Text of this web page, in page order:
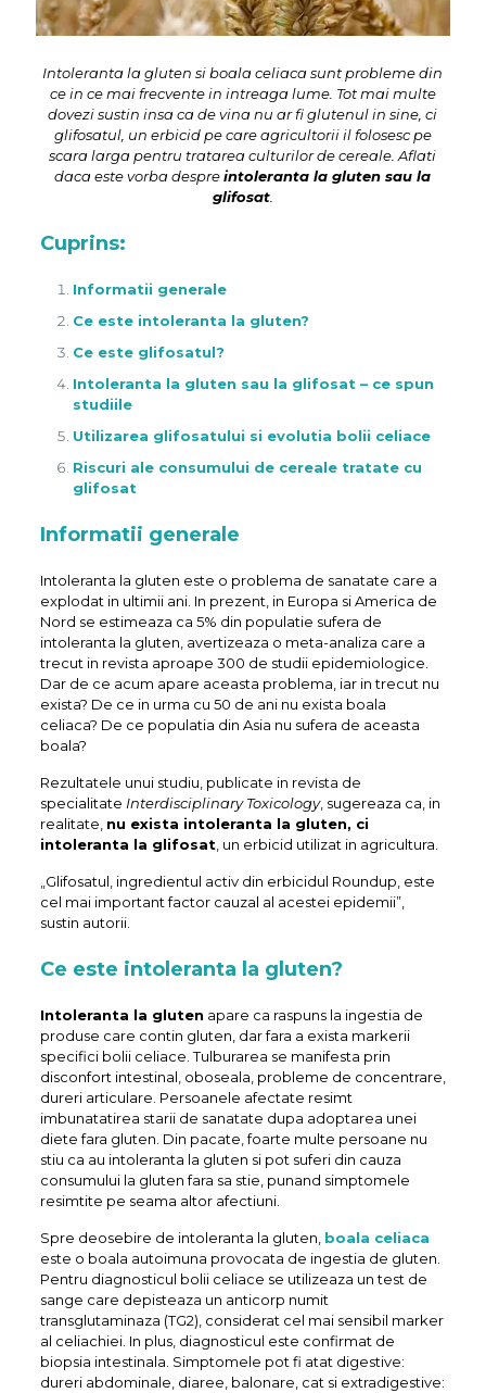
Intoleranta la gluten si boala celiaca sunt probleme din
ce in ce mai frecvente in intreaga lume. Tot mai multe
dovezi sustin insa ca de vina nu ar fi glutenul in sine, ci
glifosatul, un erbicid pe care agricultorii il folosesc pe
scara larga pentru tratarea culturilor de cereale. Aflati
daca este vorba despreintoleranta la gluten sau la
glifosat.
Cuprins:
Informatii generale
Ce este intoleranta la gluten?
Ce este glifosatul?
Intoleranta la gluten sau la glifosat – ce spun
studiile
Utilizarea glifosatului si evolutia bolii celiace
Riscuri ale consumului de cereale tratate cu
glifosat
Informatii generale
Intoleranta la gluten este o problema de sanatate care a
explodat in ultimii ani. In prezent, in Europa si America de
Nord se estimeaza ca 5% din populatie sufera de
intoleranta la gluten, avertizeaza o meta-analiza care a
trecut in revista aproape 300 de studii epidemiologice.
Dar de ce acum apare aceasta problema, iar in trecut nu
exista? De ce in urma cu 50 de ani nu exista boala
celiaca? De ce populatia din Asia nu sufera de aceasta
boala?
Rezultatele unui studiu, publicate in revista de
specialitate Interdisciplinary Toxicology, sugereaza ca, in
realitate, nu exista intoleranta la gluten, ci
intoleranta la glifosat, un erbicid utilizat in agricultura.
„Glifosatul, ingredientul activ din erbicidul Roundup, este
cel mai important factor cauzal al acestei epidemii”,
sustin autorii.
Ce este intoleranta la gluten?
Intoleranta la gluten apare ca raspuns la ingestia de
produse care contin gluten, dar fara a exista markerii
specifici bolii celiace. Tulburarea se manifesta prin
disconfort intestinal, oboseala, probleme de concentrare,
dureri articulare. Persoanele afectate resimt
imbunatatirea starii de sanatate dupa adoptarea unei
diete fara gluten. Din pacate, foarte multe persoane nu
stiu ca au intoleranta la gluten si pot suferi din cauza
consumului la gluten fara sa stie, punand simptomele
resimtite pe seama altor afectiuni.
Spre deosebire de intoleranta la gluten, boala celiaca
este o boala autoimuna provocata de ingestia de gluten.
Pentru diagnosticul bolii celiace se utilizeaza un test de
sange care depisteaza un anticorp numit
transglutaminaza (TG2), considerat cel mai sensibil marker
al celiachiei. In plus, diagnosticul este confirmat de
biopsia intestinala. Simptomele pot fi atat digestive:
dureri abdominale, diaree, balonare, cat si extradigestive: